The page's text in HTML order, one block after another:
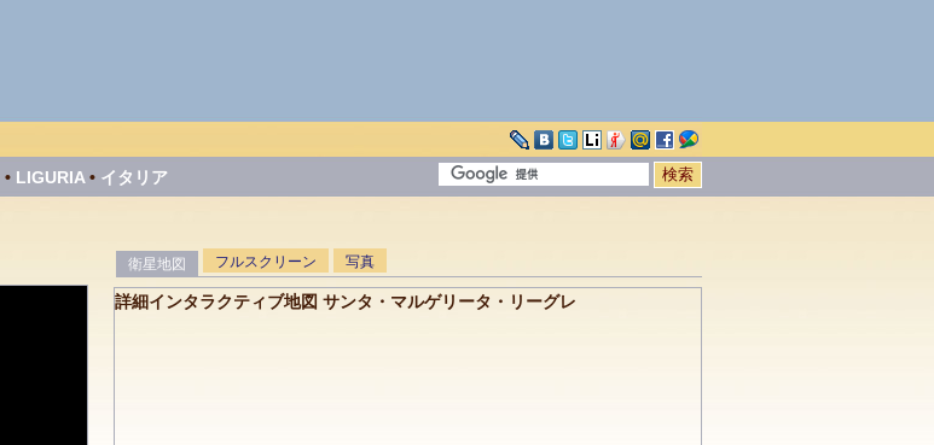
• LIGURIA • イタリア
衛星地図 フルスクリーン 写真
詳細インタラクティブ地図 サンタ・マルゲリータ・リーグレ